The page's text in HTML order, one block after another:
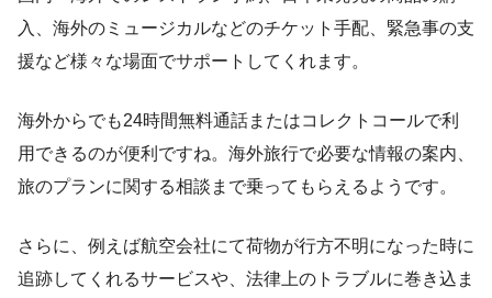
入、海外のミュージカルなどのチケット手配、緊急事の支
援など様々な場面でサポートしてくれます。
海外からでも24時間無料通話またはコレクトコールで利
用できるのが便利ですね。海外旅行で必要な情報の案内、
旅のプランに関する相談まで乗ってもらえるようです。
さらに、例えば航空会社にて荷物が行方不明になった時に
追跡してくれるサービスや、法律上のトラブルに巻き込ま